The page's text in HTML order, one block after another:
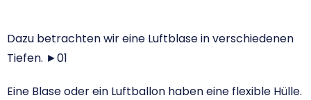
Dazu betrachten wir eine Luftblase in verschiedenen
Tiefen. ►01
Eine Blase oder ein Luftballon haben eine flexible Hülle.